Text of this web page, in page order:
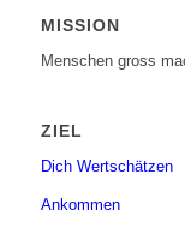
MISSION
Menschen gross
ZIEL
Dich Wertschätzen
Ankommen